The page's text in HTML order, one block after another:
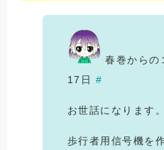
春巻から
17日 #
お世話になります。
歩行者用信号機を